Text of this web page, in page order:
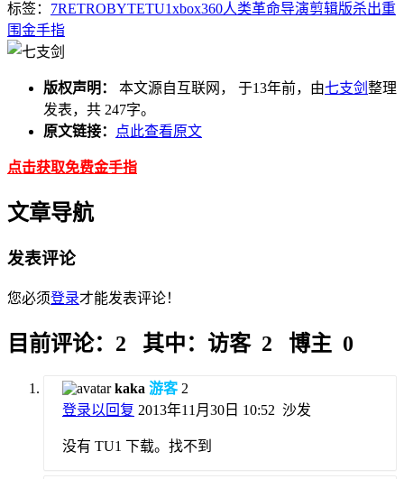
标签： 7RETROBYTETU1xbox360人类革命导演剪辑版杀出重
围金手指
版权声明： 本文源自互联网， 于13年前，由七支剑 整理
发表，共 247字。
原文链接：
点此查看原文
点击获取免费金手指
文章导航
发表评论
您必须登录才能发表评论！
目前评论：2 其中：访客 2 博主 0
kaka 游客 2
登录以回复 2013年11月30日 10:52 沙发
没有 TU1 下载。找不到